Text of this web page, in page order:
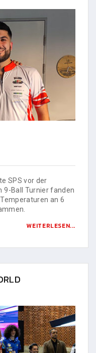
SPS vor der
9-Ball Turnier fanden
an 6
WEITERLESEN...